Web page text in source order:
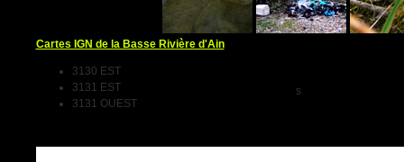
Cartes IGN de la Basse Rivière d'Ain
3130 EST
3131 EST
3131 OUEST
s